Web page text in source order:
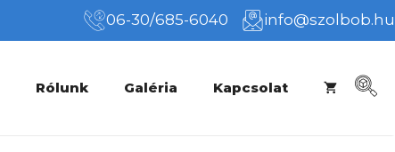
06-30/685-6040 info@szolbob.hu
Rólunk Galéria Kapcsolat